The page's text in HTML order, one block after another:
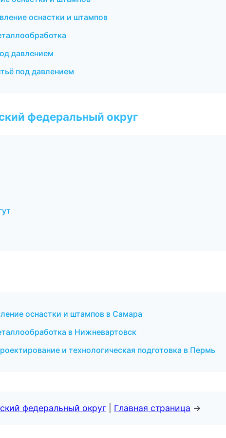
оснастки и штампов
давлением
под давлением
федеральный округ
оснастки и штампов в Самара
в Нижневартовск
и технологическая подготовка в Пермь
федеральный округ Главная страница →